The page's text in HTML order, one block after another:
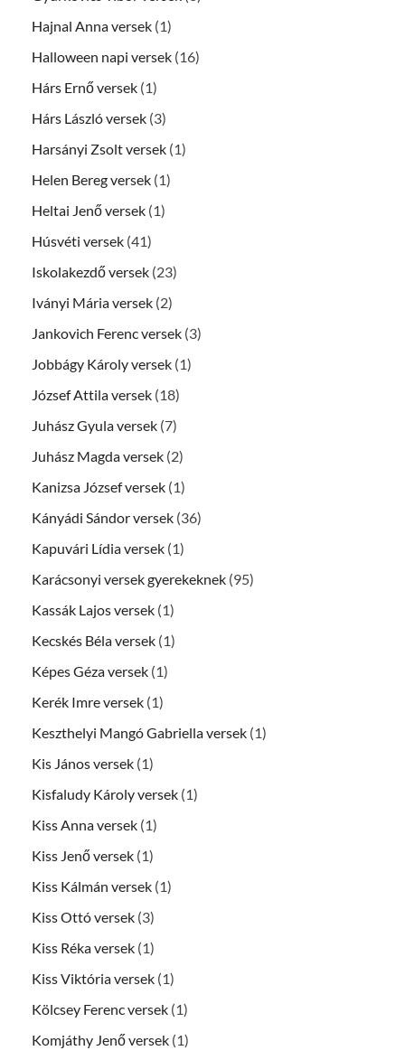
Hajnal Anna versek (1)
Halloween napi versek (16)
Hárs Ernő versek (1)
Hárs László versek (3)
Harsányi Zsolt versek (1)
Helen Bereg versek (1)
Heltai Jenő versek (1)
Húsvéti versek (41)
Iskolakezdő versek (23)
Iványi Mária versek (2)
Jankovich Ferenc versek (3)
Jobbágy Károly versek (1)
József Attila versek (18)
Juhász Gyula versek (7)
Juhász Magda versek (2)
Kanizsa József versek (1)
Kányádi Sándor versek (36)
Kapuvári Lídia versek (1)
Karácsonyi versek gyerekeknek (95)
Kassák Lajos versek (1)
Kecskés Béla versek (1)
Képes Géza versek (1)
Kerék Imre versek (1)
Keszthelyi Mangó Gabriella versek (1)
Kis János versek (1)
Kisfaludy Károly versek (1)
Kiss Anna versek (1)
Kiss Jenő versek (1)
Kiss Kálmán versek (1)
Kiss Ottó versek (3)
Kiss Réka versek (1)
Kiss Viktória versek (1)
Kölcsey Ferenc versek (1)
Komjáthy Jenő versek (1)